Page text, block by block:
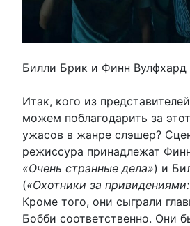
Билли Брик и Финн Вулфхард
Итак, кого из
можем поблагодарить за
ужасов в жанре слэшер?
режиссура принадлежат
«Очень странные дела») и
(«Охотники за
Кроме того, они сыграли
Бобби соответственно. Они